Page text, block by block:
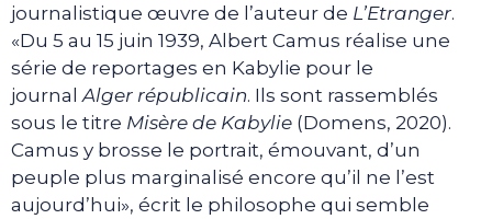
journalistique œuvre de l’auteur de L’Etranger.
«Du 5 au 15 juin 1939, Albert Camus réalise une
série de reportages en Kabylie pour le
journal Alger républicain. Ils sont rassemblés
sous le titre Misère de Kabylie (Domens, 2020).
Camus y brosse le portrait, émouvant, d’un
peuple plus marginalisé encore qu’il ne l’est
aujourd’hui», écrit le philosophe qui semble